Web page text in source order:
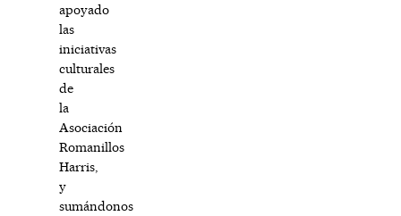
apoyado
las
iniciativas
culturales
de
la
Asociación
Romanillos
Harris,
y
sumándonos